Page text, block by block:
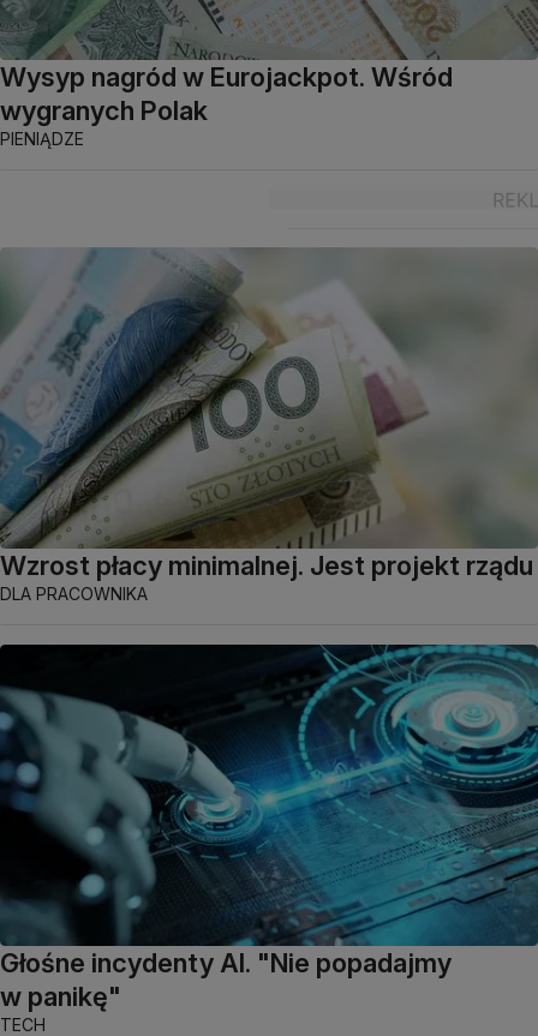
Wysyp nagród w Eurojackpot. Wśród
wygranych Polak
PIENIĄDZE
Wzrost płacy minimalnej. Jest projekt rządu
DLA PRACOWNIKA
Głośne incydenty AI. "Nie popadajmy
w panikę"
TECH